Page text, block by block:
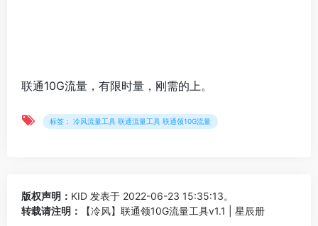
联通10G流量，有限时量，刚需的上。
标签： 冷风流量工具 联通流量工具 联通领10G流量
版权声明： KID 发表于 2022-06-23 15:35:13。
转载请注明：
【冷风】联通领10G流量工具v1.1 | 星辰册